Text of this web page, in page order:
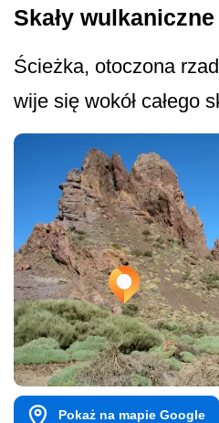
Skały wulkaniczne
Ścieżka, otoczona
wije się wokół całego
Pokaż na mapie Google